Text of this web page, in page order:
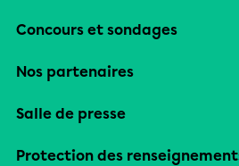
Concours et sondages
Nos partenaires
Salle de presse
Protection des